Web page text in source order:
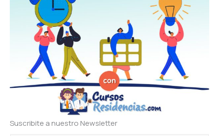
Suscribite a nuestro Newsletter